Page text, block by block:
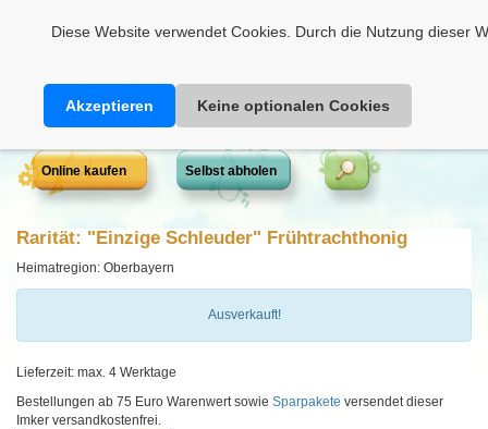
Diese Website verwendet Cookies. Durch die Nutzung dieser
Akzeptieren Keine optionalen Cookies
Online kaufen Selbst abholen
Rarität: "Einzige Schleuder" Frühtrachthonig
Heimatregion: Oberbayern
Ausverkauft!
Lieferzeit: max. 4 Werktage
Bestellungen ab 75 Euro Warenwert sowie Sparpakete versendet dieser
Imker versandkostenfrei.